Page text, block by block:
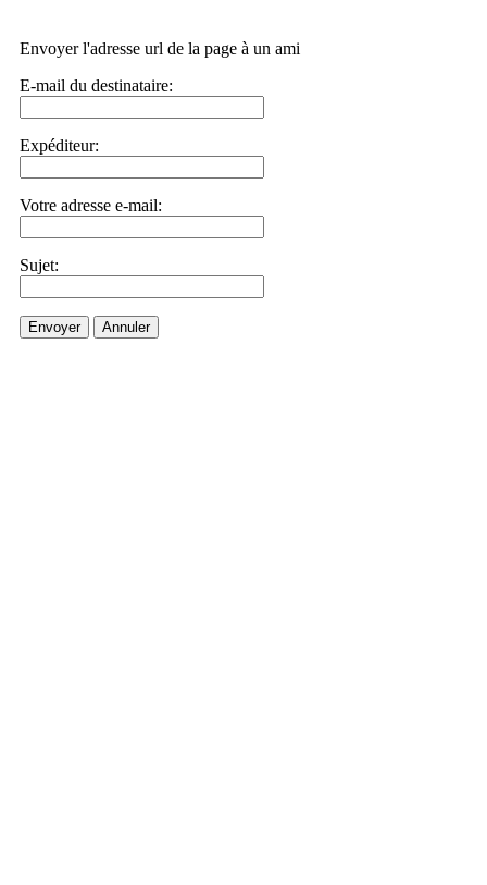
Envoyer l'adresse url de la page à un ami
E-mail du destinataire:
Expéditeur:
Votre adresse e-mail:
Sujet:
Envoyer Annuler